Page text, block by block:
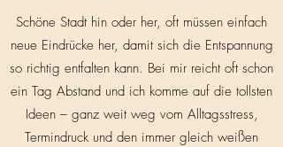
Schöne Stadt hin oder her, oft müssen einfach
neue Eindrücke her, damit sich die Entspannung
so richtig entfalten kann. Bei mir reicht oft schon
ein Tag Abstand und ich komme auf die tollsten
Ideen – ganz weit weg vom Alltagsstress,
Termindruck und den immer gleich weißen